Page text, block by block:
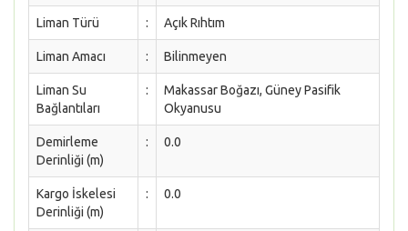
Liman Türü : Açık Rıhtım
Liman Amacı : Bilinmeyen
Liman Su
Bağlantıları
:
Makassar Boğazı, Güney Pasifik
Okyanusu
Demirleme
Derinliği (m)
: 0.0
Kargo İskelesi
Derinliği (m)
: 0.0